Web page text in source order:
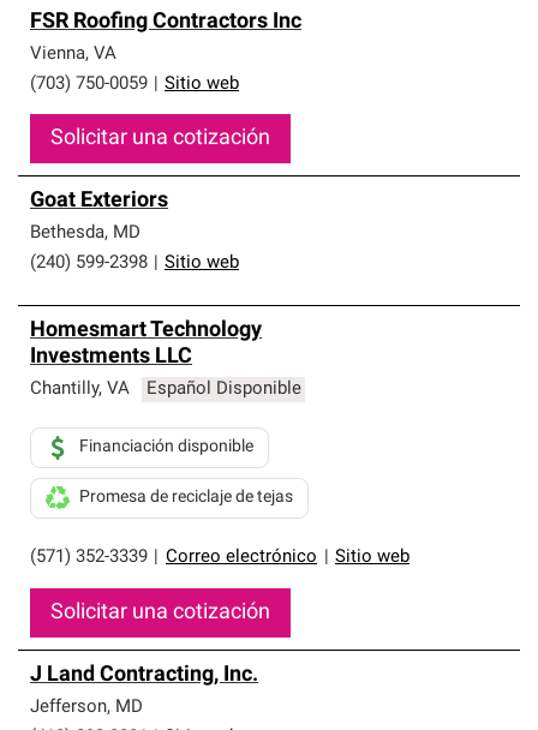
FSR Roofing Contractors Inc
Vienna, VA
(703) 750-0059
Sitio web
Solicitar una cotización
Goat Exteriors
Bethesda, MD
(240) 599-2398
Sitio web
Homesmart Technology
Investments LLC
Chantilly, VA Español Disponible
(571) 352-3339 Correo electrónico Sitio web
Financiación disponible
Promesa de reciclaje de tejas
Solicitar una cotización
J Land Contracting, Inc.
Jefferson, MD